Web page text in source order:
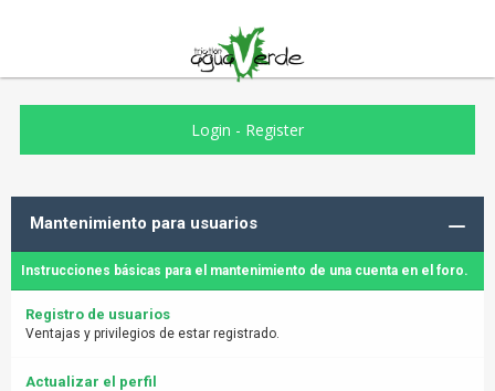
Login - Register
Mantenimiento para usuarios
Instrucciones básicas para el mantenimiento de una cuenta en el foro.
Registro de usuarios
Ventajas y privilegios de estar registrado.
Actualizar el perfil